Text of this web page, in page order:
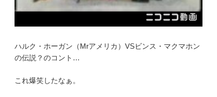
ハルク・ホーガン（Mrアメリカ）VSビンス・マクマホン
の伝説？のコント…
これ爆笑したなぁ。